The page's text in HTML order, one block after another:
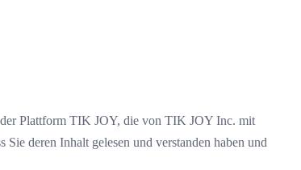
Plattform TIK JOY, die von TIK JOY Inc. mit
deren Inhalt gelesen und verstanden haben und